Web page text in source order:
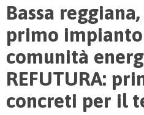
Bassa
primo
comunità
REFUTURA:
concreti per il